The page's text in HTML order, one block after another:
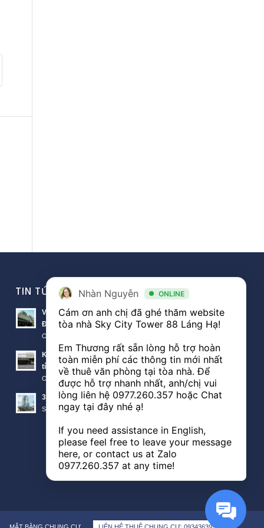
TIN TỨC VĂN PHÒNG
Văn phòng Sky City văn phòng cho thuê nổi bật tại
Đống Đa
October 11, 2018 - 10:00 am
Khách hàng thuê văn phòng The Lancaster theo diện
tích nào?
October 11, 2018 - 3:51 am
3 lý do nên thuê văn phòng Sunwah Tower
September 21, 2018 - 3:48 am
MẶT BẰNG CHUNG CƯ LIÊN HỆ THUÊ CHUNG CƯ: 0934363998
Nhàn Nguyễn ONLINE
Cám ơn anh chị đã ghé thăm website
tòa nhà Sky City Tower 88 Láng Hạ!
Em Thương rất sẵn lòng hỗ trợ hoàn
toàn miễn phí các thông tin mới nhất
về thuê văn phòng tại tòa nhà. Để
được hỗ trợ nhanh nhất, anh/chị vui
lòng liên hệ 0977.260.357 hoặc Chat
ngay tại đây nhé ạ!
If you need assistance in English,
please feel free to leave your message
0977.260.357 at any time!